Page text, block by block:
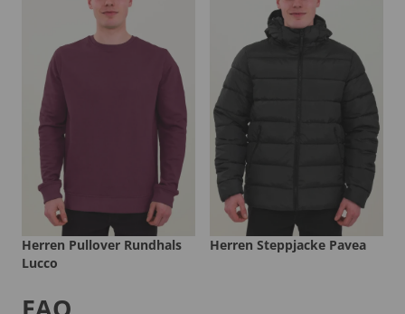
Herren Pullover Rundhals
Lucco
Herren Steppjacke Pavea